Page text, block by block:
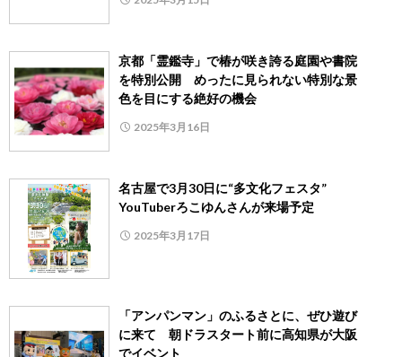
京都「霊鑑寺」で椿が咲き誇る庭園や書院
を特別公開 めったに見られない特別な景
色を目にする絶好の機会
2025年3月16日
名古屋で3月30日に“多文化フェスタ”
YouTuberろこゆんさんが来場予定
2025年3月17日
「アンパンマン」のふるさとに、ぜひ遊び
に来て 朝ドラスタート前に高知県が大阪
でイベント